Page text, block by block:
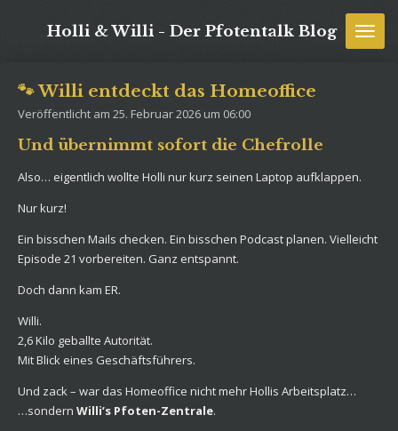
HauptinhaltHolli & Willi - Der Pfotentalk Blog
🐾 Willi entdeckt das Homeoffice
Veröffentlicht am 25. Februar 2026 um 06:00
Und übernimmt sofort die Chefrolle
Also… eigentlich wollte Holli nur kurz seinen Laptop aufklappen.
Nur kurz!
Ein bisschen Mails checken. Ein bisschen Podcast planen. Vielleicht
Episode 21 vorbereiten. Ganz entspannt.
Doch dann kam ER.
Willi.
2,6 Kilo geballte Autorität.
Mit Blick eines Geschäftsführers.
Und zack – war das Homeoffice nicht mehr Hollis Arbeitsplatz…
…sondern Willi’s Pfoten-Zentrale.